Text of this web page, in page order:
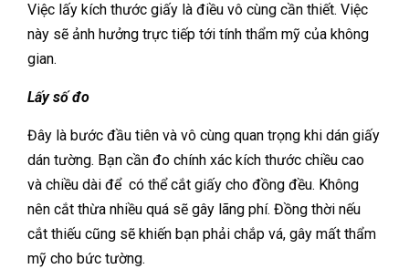
Việc lấy kích thước giấy là điều vô cùng cần thiết. Việc
này sẽ ảnh hưởng trực tiếp tới tính thẩm mỹ của không
gian.
Lấy số đo
Đây là bước đầu tiên và vô cùng quan trọng khi dán giấy
dán tường. Bạn cần đo chính xác kích thước chiều cao
và chiều dài để có thể cắt giấy cho đồng đều. Không
nên cắt thừa nhiều quá sẽ gây lãng phí. Đồng thời nếu
cắt thiếu cũng sẽ khiến bạn phải chắp vá, gây mất thẩm
mỹ cho bức tường.